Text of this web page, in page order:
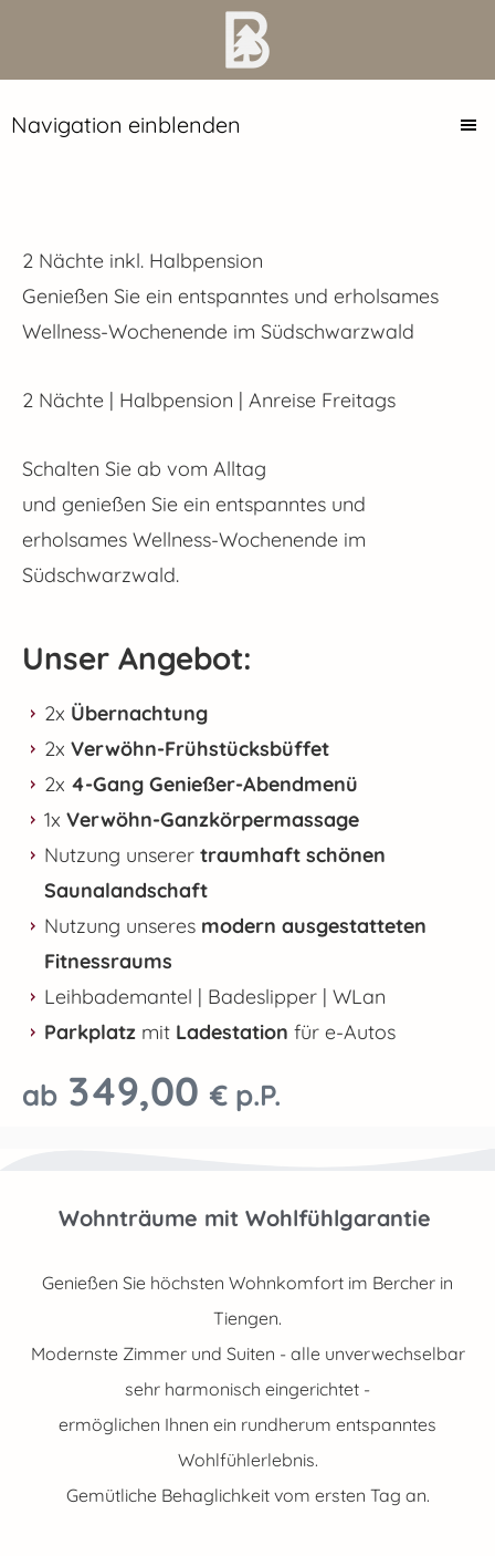
Navigation einblenden
2 Nächte inkl. Halbpension
Genießen Sie ein entspanntes und erholsames
Wellness-Wochenende im Südschwarzwald
2 Nächte | Halbpension | Anreise Freitags
Schalten Sie ab vom Alltag
und genießen Sie ein entspanntes und
erholsames Wellness-Wochenende im
Südschwarzwald.
Unser Angebot:
2x Übernachtung
2x Verwöhn-Frühstücksbüffet
2x 4-Gang Genießer-Abendmenü
1x Verwöhn-Ganzkörpermassage
Nutzung unserer traumhaft schönen
Saunalandschaft
Nutzung unseres modern ausgestatteten
Fitnessraums
Leihbademantel | Badeslipper | WLan
Parkplatz mit Ladestation für e-Autos
ab 349,00 € p.P.
Wohnträume mit Wohlfühlgarantie
Genießen Sie höchsten Wohnkomfort im Bercher in
Tiengen.
Modernste Zimmer und Suiten - alle unverwechselbar
sehr harmonisch eingerichtet -
ermöglichen Ihnen ein rundherum entspanntes
Wohlfühlerlebnis.
Gemütliche Behaglichkeit vom ersten Tag an.